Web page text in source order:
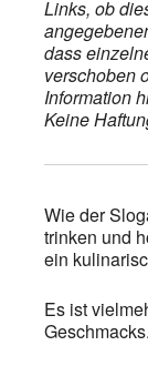
Links, ob
dass
verschoben
Information
Keine
Wie der
trinken und
ein
Es ist
Geschmacks.